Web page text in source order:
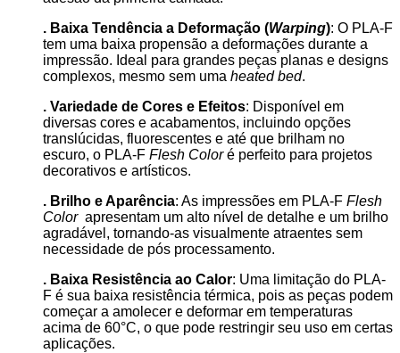
. Baixa Tendência a Deformação (Warping): O PLA-F
tem uma baixa propensão a deformações durante a
impressão. Ideal para grandes peças planas e designs
complexos, mesmo sem uma heated bed.
. Variedade de Cores e Efeitos: Disponível em
diversas cores e acabamentos, incluindo opções
translúcidas, fluorescentes e até que brilham no
escuro, o PLA-F Flesh Coloré perfeito para projetos
decorativos e artísticos.
. Brilho e Aparência: As impressões em PLA-F Flesh
Colorapresentam um alto nível de detalhe e um brilho
agradável, tornando-as visualmente atraentes sem
necessidade de pós processamento.
. Baixa Resistência ao Calor: Uma limitação do PLA-
F é sua baixa resistência térmica, pois as peças podem
começar a amolecer e deformar em temperaturas
acima de 60°C, o que pode restringir seu uso em certas
aplicações.